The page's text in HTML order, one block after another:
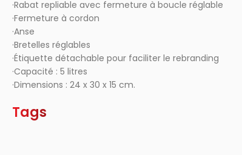
·Rabat repliable avec fermeture à boucle réglable
·Fermeture à cordon
·Anse
·Bretelles réglables
·Étiquette détachable pour faciliter le rebranding
·Capacité : 5 litres
·Dimensions : 24 x 30 x 15 cm.
Tags